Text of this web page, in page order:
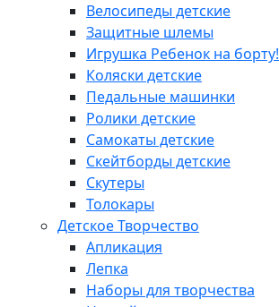
Велосипеды детские
Защитные шлемы
Игрушка Ребенок на борту!
Коляски детские
Педальные машинки
Ролики детские
Самокаты детские
Скейтборды детские
Скутеры
Толокары
Детское Творчество
Апликация
Лепка
Наборы для творчества